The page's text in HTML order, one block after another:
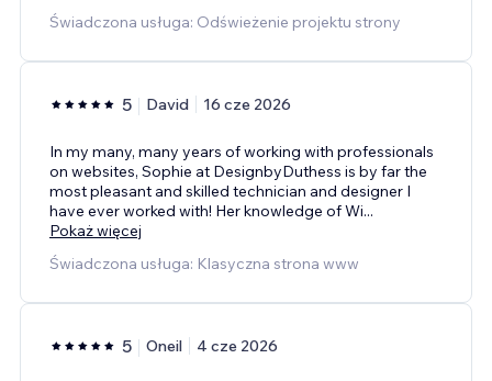
Świadczona usługa: Odświeżenie projektu strony
5 David 16 cze 2026
In my many, many years of working with professionals
on websites, Sophie at DesignbyDuthess is by far the
most pleasant and skilled technician and designer I
have ever worked with! Her knowledge of Wi...
Pokaż więcej
Świadczona usługa: Klasyczna strona www
5 Oneil 4 cze 2026